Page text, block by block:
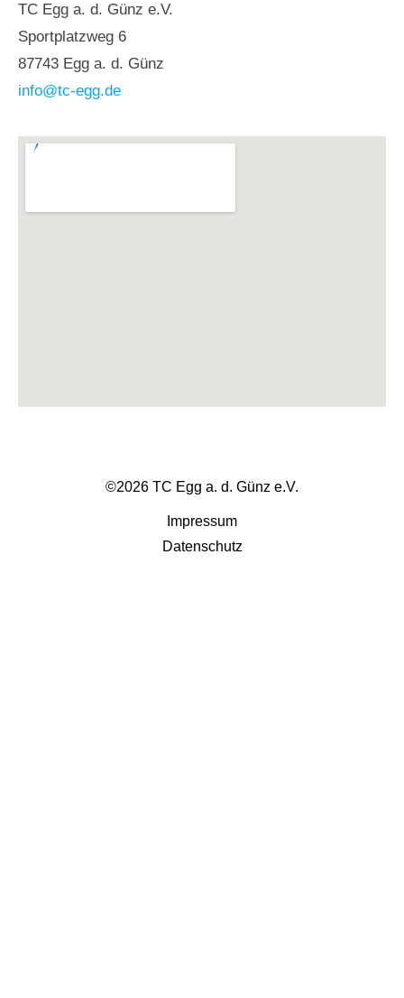
TC Egg a. d. Günz e.V.
Sportplatzweg 6
87743 Egg a. d. Günz
info@tc-egg.de
©2026 TC Egg a. d. Günz e.V.
Impressum
Datenschutz